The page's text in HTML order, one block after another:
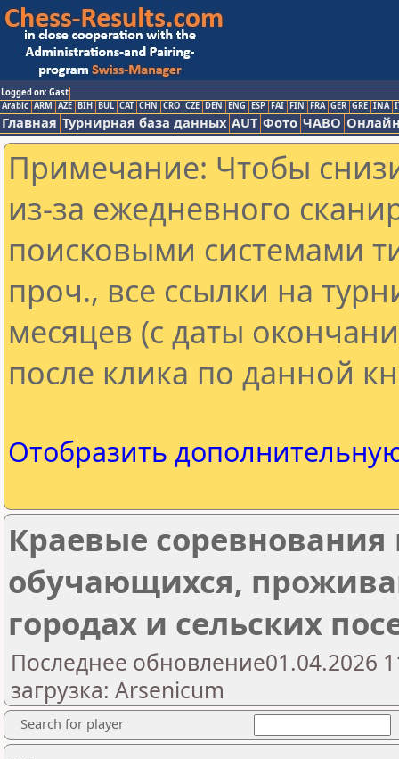
Logged on: Gast
Arabic ARM AZE BIH BUL CAT CHN CRO CZE DEN ENG ESP FAI FIN FRA GER GRE INA
Главная Турнирная база данных AUT Фото ЧАВО
Примечание: Чтобы
из-за ежедневного
поисковыми системами
проч., все ссылки на
месяцев (с даты
после клика по данной
Отобразить
Краевые
обучающихся,
городах и сельских
Последнее обновление01.04.2026
загрузка: Arsenicum
Search for player